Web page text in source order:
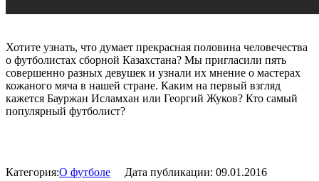
Хотите узнать, что думает прекрасная половина человечества
о футболистах сборной Казахстана? Мы пригласили пять
совершенно разных девушек и узнали их мнение о мастерах
кожаного мяча в нашей стране. Каким на первый взгляд
кажется Бауржан Исламхан или Георгий Жуков? Кто самый
популярный футболист?
Категория:О футболе Дата публикации: 09.01.2016